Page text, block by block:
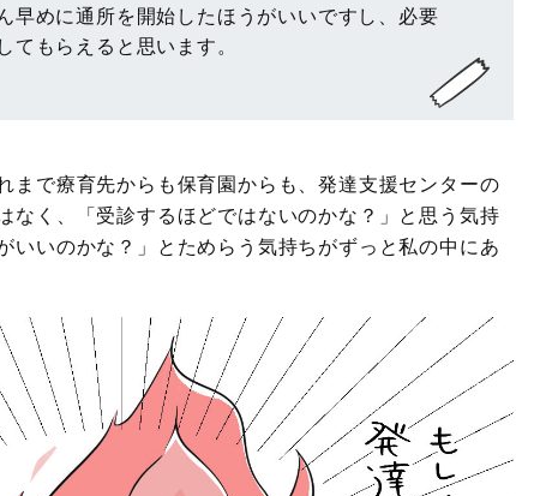
早めに通所を開始したほうがいいですし、必要
もらえると思います。
まで療育先からも保育園からも、発達支援センターの
なく、「受診するほどではないのかな？」と思う気持
いいのかな？」とためらう気持ちがずっと私の中にあ